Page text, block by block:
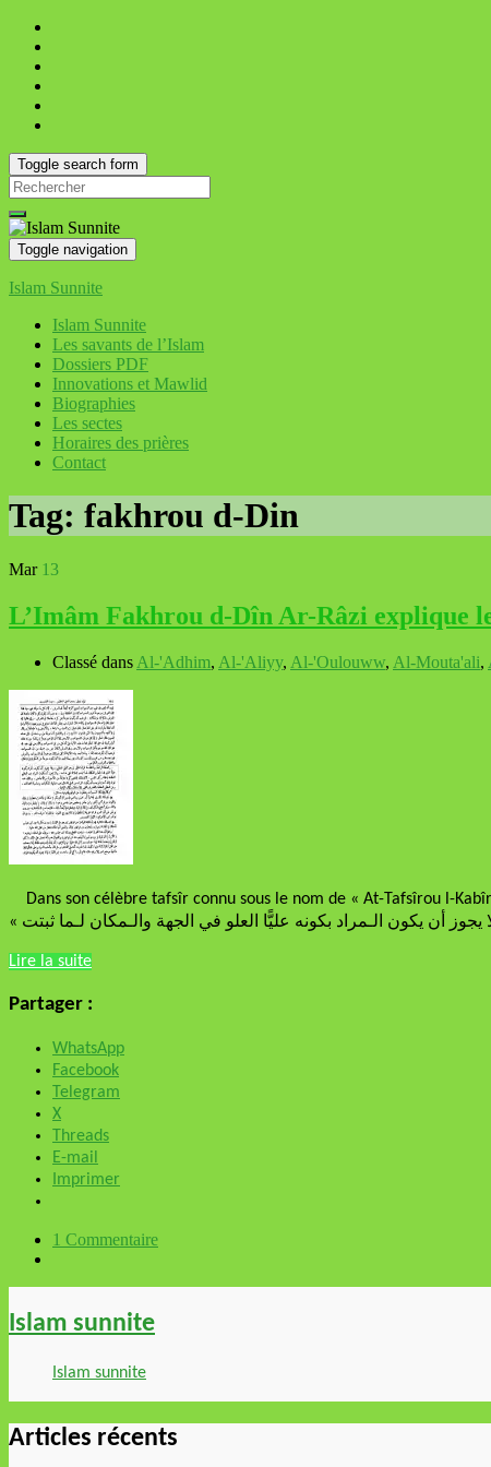
Toggle search form
Search
for:
Toggle navigation
Islam Sunnite
Islam Sunnite
Les savants de l’Islam
Dossiers PDF
Innovations et Mawlid
Biographies
Les sectes
Horaires des prières
Contact
Tag: fakhrou d-Din
Mar 13
L’Imâm Fakhrou d-Dîn Ar-Râzi explique
Classé dans Al-'Adhim, Al-'Aliyy, Al-'Oulouww, Al-Mouta'ali,
Dans son célèbre tafsîr connu sous le nom de « At-Tafsîrou l-
Lire la suite
Partager :
WhatsApp
Facebook
Telegram
X
Threads
E-mail
Imprimer
1 Commentaire
Islam sunnite
Islam sunnite
Articles récents